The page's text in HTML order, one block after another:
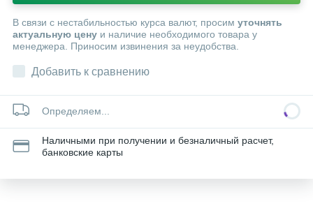
В связи с нестабильностью курса валют, просим уточнять
актуальную цену и наличие необходимого товара у
менеджера. Приносим извинения за неудобства.
Добавить к сравнению
Определяем...
Наличными при получении и безналичный расчет,
банковские карты